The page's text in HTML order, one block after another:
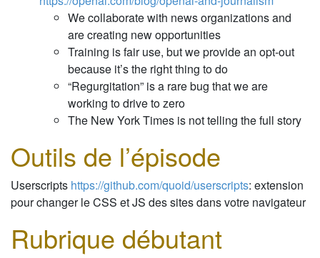
We collaborate with news organizations and
are creating new opportunities
Training is fair use, but we provide an opt-out
because it’s the right thing to do
“Regurgitation” is a rare bug that we are
working to drive to zero
The New York Times is not telling the full story
Outils de l’épisode
Userscripts https://github.com/quoid/userscripts: extension
pour changer le CSS et JS des sites dans votre navigateur
Rubrique débutant